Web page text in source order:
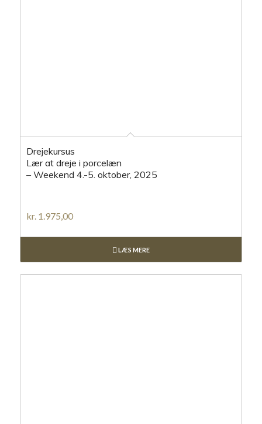
Drejekursus
Lær at dreje i porcelæn
– Weekend 4.-5. oktober, 2025
kr. 1.975,00
LÆS MERE